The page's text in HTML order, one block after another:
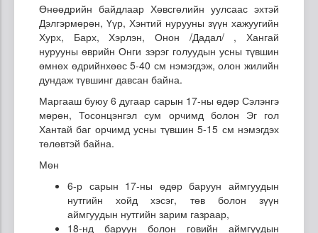
Өнөөдрийн байдлаар Хөвсгөлийн уулсаас эхтэй
Дэлгэрмөрөн, Үүр, Хэнтий нурууны зүүн хажуугийн
Хурх, Барх, Хэрлэн, Онон /Дадал/ , Хангай
нурууны өврийн Онги зэрэг голуудын усны түвшин
өмнөх өдрийнхөөс 5-40 см нэмэгдэж, олон жилийн
дундаж түвшинг давсан байна.
Маргааш буюу 6 дугаар сарын 17-ны өдөр Сэлэнгэ
мөрөн, Тосонцэнгэл сум орчимд болон Эг гол
Хантай баг орчимд усны түвшин 5-15 см нэмэгдэх
төлөвтэй байна.
Мөн
6-р сарын 17-ны өдөр баруун аймгуудын
нутгийн хойд хэсэг, төв болон зүүн
аймгуудын нутгийн зарим газраар,
18-нд баруун болон говийн аймгуудын